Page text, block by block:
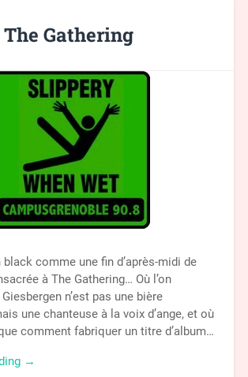
The Gathering
comme une fin d’après-midi de
à The Gathering… Où l’on
n’est pas une bière
une chanteuse à la voix d’ange, et où
comment fabriquer un titre d’album…
→